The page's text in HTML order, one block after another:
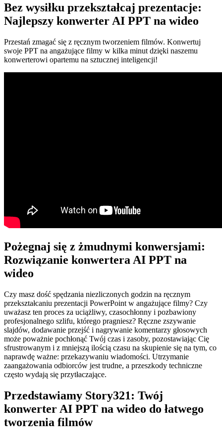
Bez wysiłku przekształcaj prezentacje:
Najlepszy konwerter AI PPT na wideo
Przestań zmagać się z ręcznym tworzeniem filmów. Konwertuj
swoje PPT na angażujące filmy w kilka minut dzięki naszemu
konwerterowi opartemu na sztucznej inteligencji!
Pożegnaj się z żmudnymi konwersjami:
Rozwiązanie konwertera AI PPT na
wideo
Czy masz dość spędzania niezliczonych godzin na ręcznym
przekształcaniu prezentacji PowerPoint w angażujące filmy? Czy
uważasz ten proces za uciążliwy, czasochłonny i pozbawiony
profesjonalnego szlifu, którego pragniesz? Ręczne zszywanie
slajdów, dodawanie przejść i nagrywanie komentarzy głosowych
może poważnie pochłonąć Twój czas i zasoby, pozostawiając Cię
sfrustrowanym i z mniejszą ilością czasu na skupienie się na tym, co
naprawdę ważne: przekazywaniu wiadomości. Utrzymanie
zaangażowania odbiorców jest trudne, a przeszkody techniczne
często wydają się przytłaczające.
Przedstawiamy Story321: Twój
konwerter AI PPT na wideo do łatwego
tworzenia filmów